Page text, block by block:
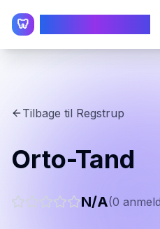
🦷
Tilbage til Regstrup
Orto-Tand
N/A(0